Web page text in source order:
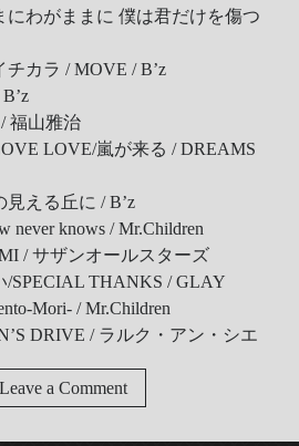
にわがままに 僕は君だけを傷つ
チカラ / MOVE / B’z
福山雅治
LOVE/嵐が来る / DREAMS
見える丘に / B’z
never knows / Mr.Children
/ サザンオールスターズ
/SPECIAL THANKS / GLAY
Mori- / Mr.Children
DRIVE / ラルク・アン・シエ
Leave a Comment